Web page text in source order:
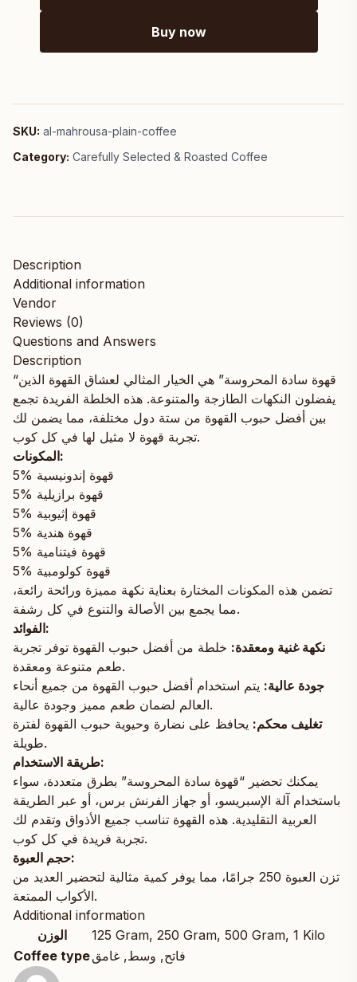
Buy now
SKU: al-mahrousa-plain-coffee
Category: Carefully Selected & Roasted Coffee
Description
Additional information
Vendor
Reviews (0)
Questions and Answers
Description
“قهوة سادة المحروسة” هي الخيار المثالي لعشاق القهوة الذين
يفضلون النكهات الطازجة والمتنوعة. هذه الخلطة الفريدة تجمع
بين أفضل حبوب القهوة من ستة دول مختلفة، مما يضمن لك
تجربة قهوة لا مثيل لها في كل كوب.
المكونات:
5% قهوة إندونيسية
5% قهوة برازيلية
5% قهوة إثيوبية
5% قهوة هندية
5% قهوة فيتنامية
5% قهوة كولومبية
تضمن هذه المكونات المختارة بعناية نكهة مميزة ورائحة رائعة،
مما يجمع بين الأصالة والتنوع في كل رشفة.
الفوائد:
نكهة غنية ومعقدة: خلطة من أفضل حبوب القهوة توفر تجربة
طعم متنوعة ومعقدة.
جودة عالية: يتم استخدام أفضل حبوب القهوة من جميع أنحاء
العالم لضمان طعم مميز وجودة عالية.
تغليف محكم: يحافظ على نضارة وحيوية حبوب القهوة لفترة
طويلة.
طريقة الاستخدام:
يمكنك تحضير “قهوة سادة المحروسة” بطرق متعددة، سواء
باستخدام آلة الإسبريسو، أو جهاز الفرنش برس، أو عبر الطريقة
العربية التقليدية. هذه القهوة تناسب جميع الأذواق وتقدم لك
تجربة فريدة في كل كوب.
حجم العبوة:
تزن العبوة 250 جرامًا، مما يوفر كمية مثالية لتحضير العديد من
الأكواب الممتعة.
Additional information
الوزن
125 Gram, 250 Gram, 500 Gram, 1 Kilo
Coffee typeفاتح, وسط, غامق